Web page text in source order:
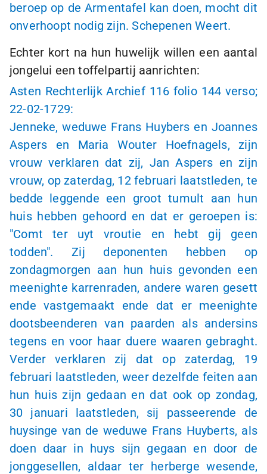
beroep op de Armentafel kan doen, mocht dit
onverhoopt nodig zijn. Schepenen Weert.
Echter kort na hun huwelijk willen een aantal
jongelui een toffelpartij aanrichten:
Asten Rechterlijk Archief 116 folio 144 verso;
22-02-1729:
Jenneke, weduwe Frans Huybers en Joannes
Aspers en Maria Wouter Hoefnagels, zijn
vrouw verklaren dat zij, Jan Aspers en zijn
vrouw, op zaterdag, 12 februari laatstleden, te
bedde leggende een groot tumult aan hun
huis hebben gehoord en dat er geroepen is:
"Comt ter uyt vroutie en hebt gij geen
todden". Zij deponenten hebben op
zondagmorgen aan hun huis gevonden een
meenighte karrenraden, andere waren gesett
ende vastgemaakt ende dat er meenighte
dootsbeenderen van paarden als andersins
tegens en voor haar duere waaren gebraght.
Verder verklaren zij dat op zaterdag, 19
februari laatstleden, weer dezelfde feiten aan
hun huis zijn gedaan en dat ook op zondag,
30 januari laatstleden, sij passeerende de
huysinge van de weduwe Frans Huyberts, als
doen daar in huys sijn gegaan en door de
jonggesellen, aldaar ter herberge wesende,